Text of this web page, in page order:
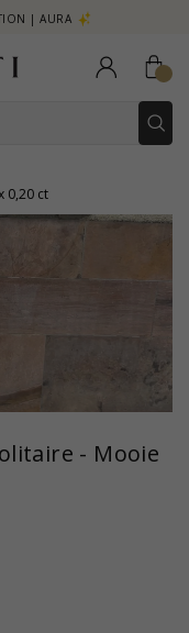
0,20 ct
- Mooie